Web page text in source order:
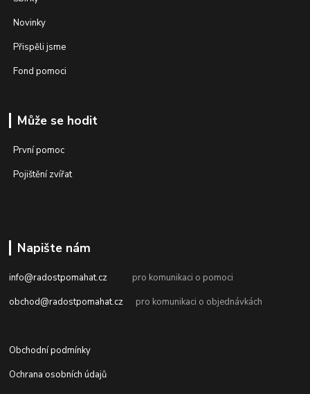
Novinky
Přispěli jsme
Fond pomoci
Může se hodit
První pomoc
Pojištění zvířat
Napište nám
info@radostpomahat.cz pro komunikaci o pomoci
obchod@radostpomahat.cz pro komunikaci o objednávkách
Obchodní podmínky
Ochrana osobních údajů